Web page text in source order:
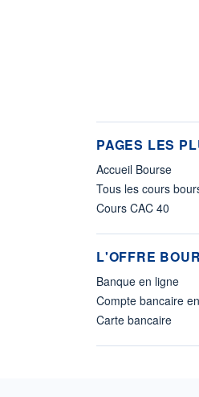
PAGES LES
Accueil Bourse
Tous les cours
Cours CAC 40
L'OFFRE
Banque en ligne
Compte bancaire
Carte bancaire